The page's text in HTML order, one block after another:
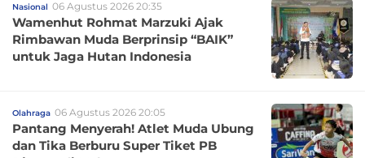
Nasional 06 Agustus 2026 20:35
Wamenhut Rohmat Marzuki Ajak
Rimbawan Muda Berprinsip “BAIK”
untuk Jaga Hutan Indonesia
Olahraga 06 Agustus 2026 20:05
Pantang Menyerah! Atlet Muda Ubung
dan Tika Berburu Super Tiket PB